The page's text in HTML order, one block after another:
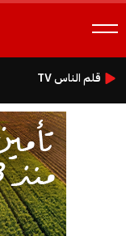
قلم الناس TV